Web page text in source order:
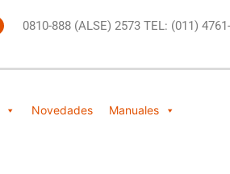
0810-888 (ALSE) 2573 TEL: (011)
Novedades Manuales